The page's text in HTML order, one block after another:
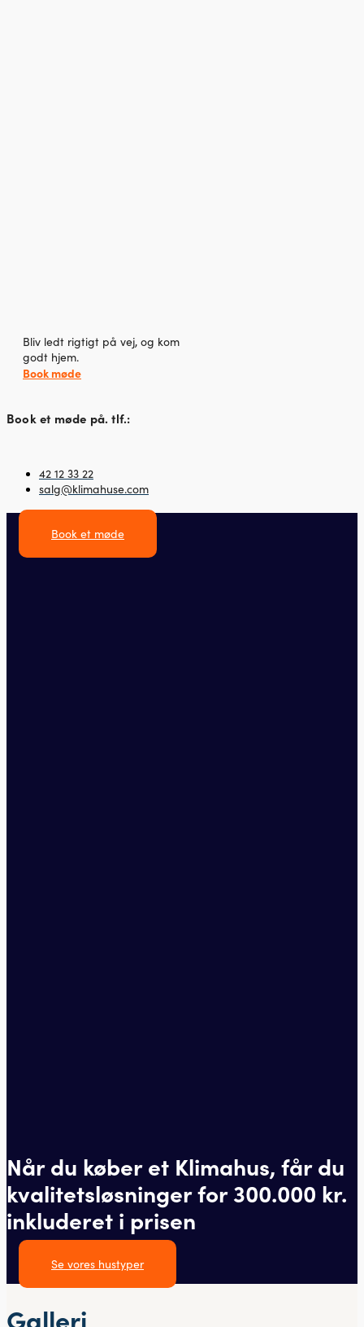
Bliv ledt rigtigt på vej, og kom
godt hjem.
Book møde
Book et møde på. tlf.:
42 12 33 22
salg@klimahuse.com
Book et møde
Når du køber et Klimahus, får du
kvalitetsløsninger for 300.000 kr.
inkluderet i prisen
Se vores hustyper
Galleri